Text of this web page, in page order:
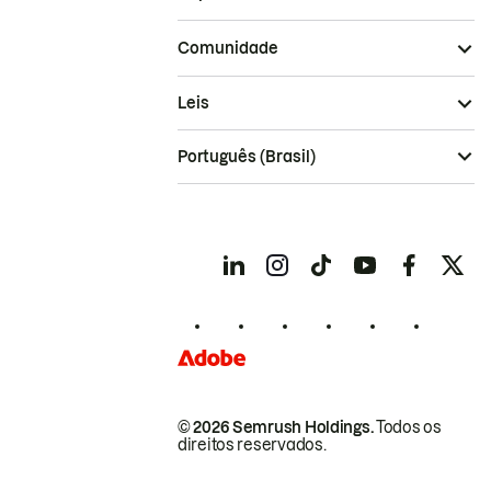
Comunidade
© 2026 Semrush Holdings.Todos os
direitos reservados.
Leis
Português (Brasil)